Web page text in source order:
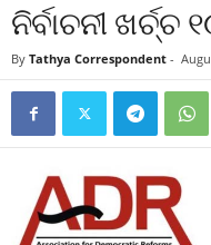
ନିର୍ବାଚନୀ
By Tathya Correspondent -